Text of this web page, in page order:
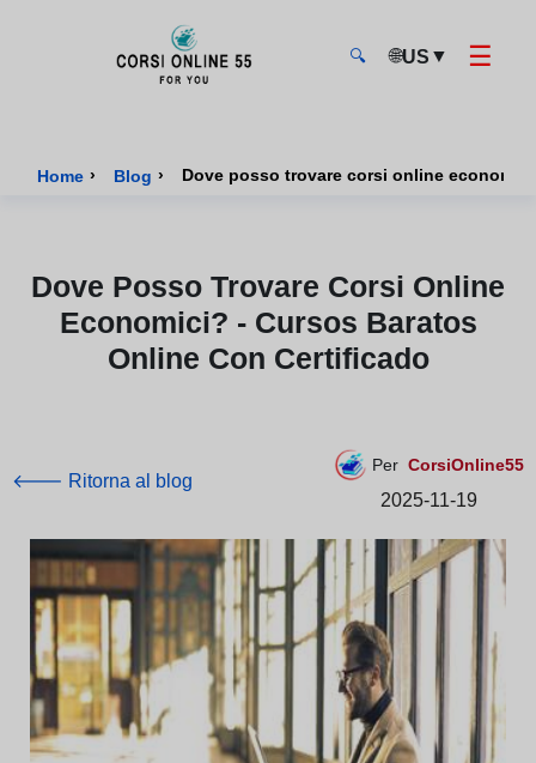
🔍 🌐US ▼ ☰
Home › Blog ›
Dove Posso Trovare Corsi Online
Economici? - Cursos Baratos
Online Con Certificado
🡐 Ritorna al blog
Per CorsiOnline55
2025-11-19